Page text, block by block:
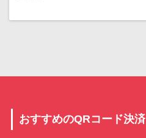
おすすめのQRコード決済